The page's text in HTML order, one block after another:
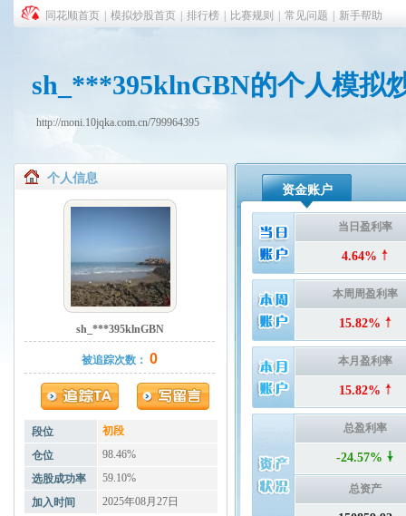
同花顺首页 模拟炒股首页 排行榜 比赛规则 常见问题 新手帮助
sh_***395klnGBN的个人模拟
http://moni.10jqka.com.cn/799964395
个人信息
sh_***395klnGBN
被追踪次数： 0
段位
初段
仓位
98.46%
选股成功率
59.10%
加入时间
2025年08月27日
资金账户
当日盈利率
4.64%
本周周盈利率
15.82%
本月盈利率
15.82%
总盈利率
-24.57%
总资产